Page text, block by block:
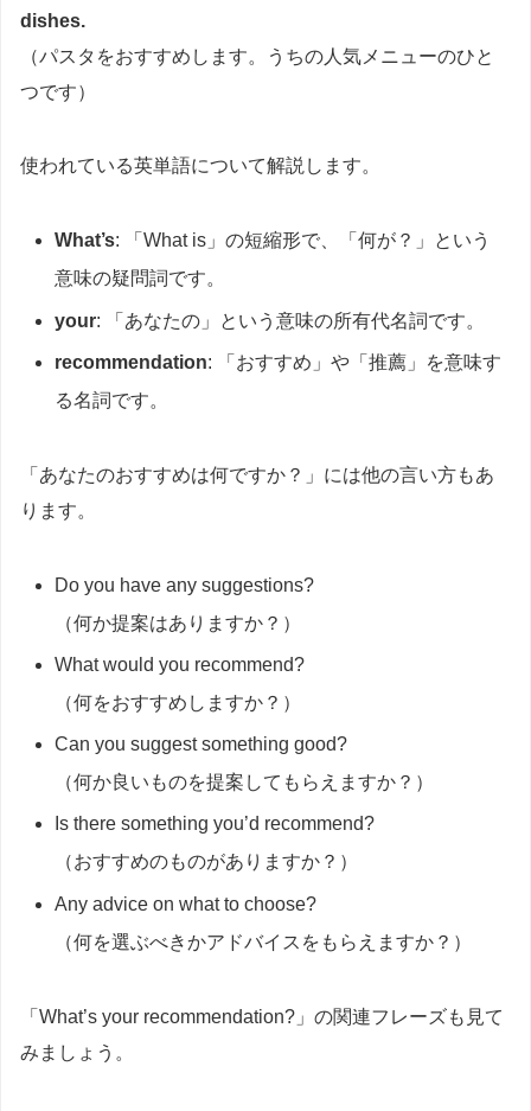
dishes.
（パスタをおすすめします。うちの人気メニューのひと
つです）
使われている英単語について解説します。
What’s: 「What is」の短縮形で、「何が？」という
意味の疑問詞です。
your: 「あなたの」という意味の所有代名詞です。
recommendation: 「おすすめ」や「推薦」を意味す
る名詞です。
「あなたのおすすめは何ですか？」には他の言い方もあ
ります。
Do you have any suggestions?
（何か提案はありますか？）
What would you recommend?
（何をおすすめしますか？）
Can you suggest something good?
（何か良いものを提案してもらえますか？）
Is there something you’d recommend?
（おすすめのものがありますか？）
Any advice on what to choose?
（何を選ぶべきかアドバイスをもらえますか？）
「What’s your recommendation?」の関連フレーズも見て
みましょう。